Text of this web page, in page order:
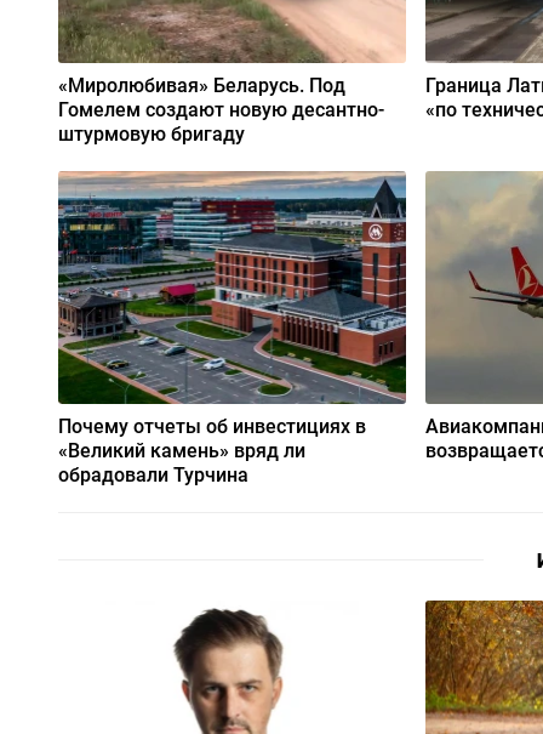
«Миролюбивая» Беларусь. Под
Гомелем создают новую десантно-
штурмовую бригаду
Граница
«по
Почему отчеты об инвестициях в
«Великий камень» вряд ли
обрадовали Турчина